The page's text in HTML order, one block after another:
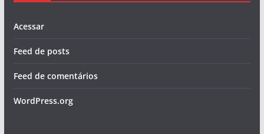
Acessar
Feed de posts
Feed de comentários
WordPress.org